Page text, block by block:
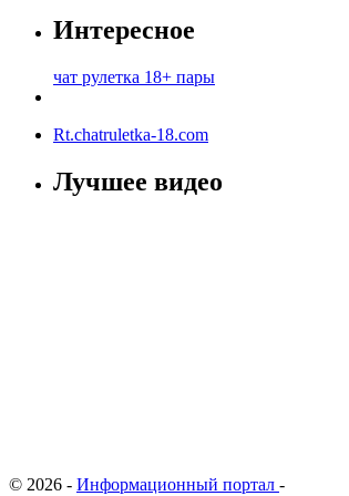
Интересное
чат рулетка 18+ пары
Rt.chatruletka-18.com
Лучшее видео
© 2026 - Информационный портал -